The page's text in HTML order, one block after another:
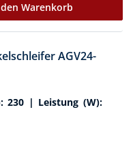
Warenkorb
AGV24-
230 | Leistung (W):